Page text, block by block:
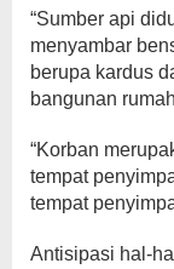
“Sumber api
menyambar
berupa kardus
bangunan
“Korban
tempat
tempat
Antisipasi hal-